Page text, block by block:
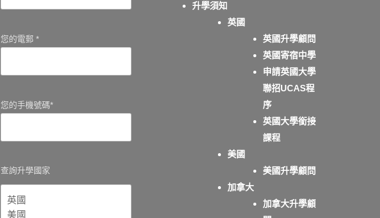
您的電郵 *
您的手機號碼*
查詢升學國家
升學須知
英國
英國升學顧問
英國寄宿中學
申請英國大學
聯招UCAS程
序
英國大學銜接
課程
美國
美國升學顧問
加拿大
加拿大升學顧